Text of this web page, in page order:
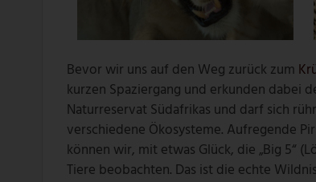
Bevor wir uns auf den Weg zurück zum
kurzen Spaziergang und erkunden dabei
Naturreservat Südafrikas und darf sich
verschiedene Ökosysteme. Aufregende
können wir, mit etwas Glück, die „Big 5“
Tiere beobachten. Das ist die echte